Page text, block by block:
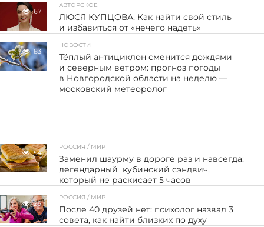
67
АВТОРСКОЕ
ЛЮСЯ КУПЦОВА. Как найти свой стиль
и избавиться от «нечего надеть»
83
НОВОСТИ
Тёплый антициклон сменится дождями
и северным ветром: прогноз погоды
в Новгородской области на неделю —
московский метеоролог
54
РОССИЯ / МИР
Заменил шаурму в дороге раз и навсегда:
легендарный кубинский сэндвич,
который не раскисает 5 часов
26
РОССИЯ / МИР
После 40 друзей нет: психолог назвал 3
совета, как найти близких по духу